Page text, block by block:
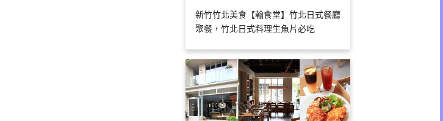
新竹竹北美食【翰食堂】竹北日式餐廳
聚餐，竹北日式料理生魚片必吃